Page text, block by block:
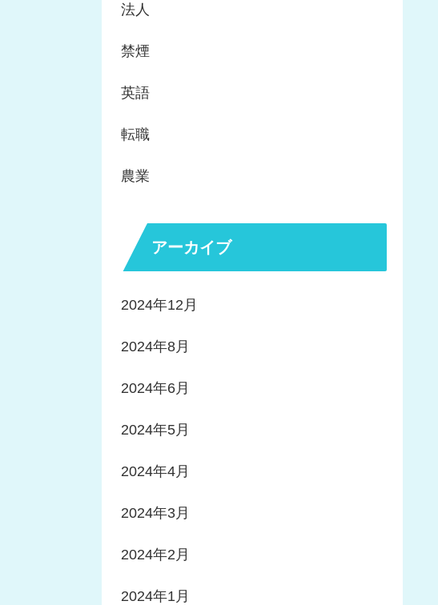
法人
禁煙
英語
転職
農業
アーカイブ
2024年12月
2024年8月
2024年6月
2024年5月
2024年4月
2024年3月
2024年2月
2024年1月